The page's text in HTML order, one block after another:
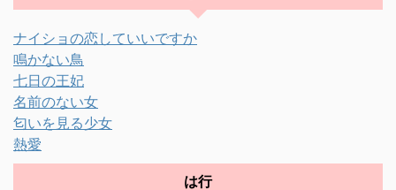
ナイショの恋していいですか
鳴かない鳥
七日の王妃
名前のない女
匂いを見る少女
熱愛
は行